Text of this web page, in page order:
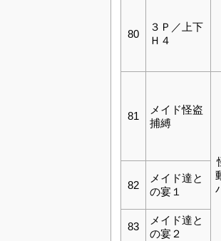
80
３Ｐ／上下
Ｈ４
81
メイド怪盗
捕縛
82
メイド達と
の宴１
83
メイド達と
の宴２